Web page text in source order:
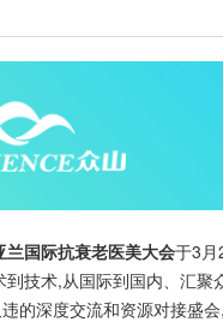
兰国际抗衰老医美大会于3月
技术,从国际到国内、汇聚
的深度交流和资源对接盛